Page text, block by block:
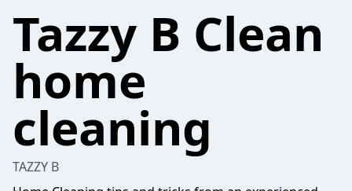
Tazzy B Clean
home
cleaning
TAZZY B